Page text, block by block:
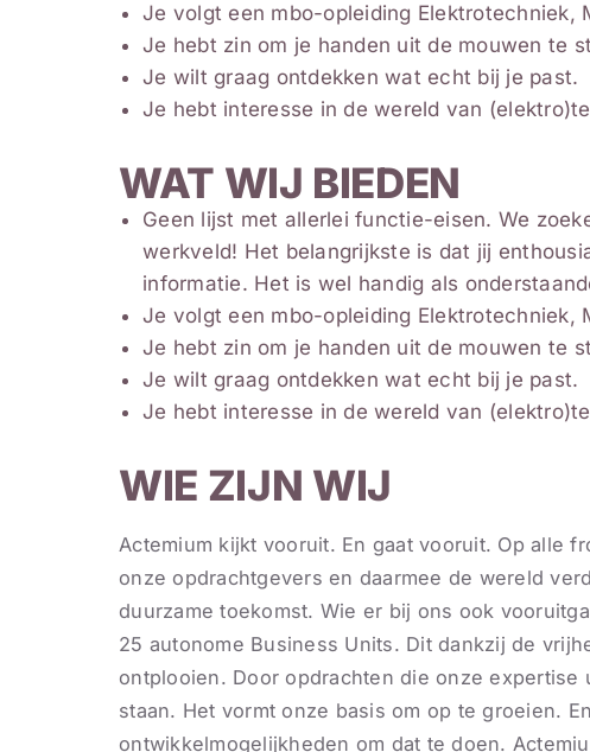
Je volgt een mbo-opleiding Elektrotechniek,
Je hebt zin om je handen uit de mouwen te
Je wilt graag ontdekken wat echt bij je past.
Je hebt interesse in de wereld van
WAT WIJ BIEDEN
Geen lijst met allerlei functie-eisen. We
werkveld! Het belangrijkste is dat jij
informatie. Het is wel handig als
Je volgt een mbo-opleiding Elektrotechniek,
Je hebt zin om je handen uit de mouwen te
Je wilt graag ontdekken wat echt bij je past.
Je hebt interesse in de wereld van
WIE ZIJN WIJ
Actemium kijkt vooruit. En gaat vooruit. Op alle
onze opdrachtgevers en daarmee de wereld
duurzame toekomst. Wie er bij ons ook
25 autonome Business Units. Dit dankzij de
ontplooien. Door opdrachten die onze expertise
staan. Het vormt onze basis om op te groeien.
ontwikkelmogelijkheden om dat te doen.